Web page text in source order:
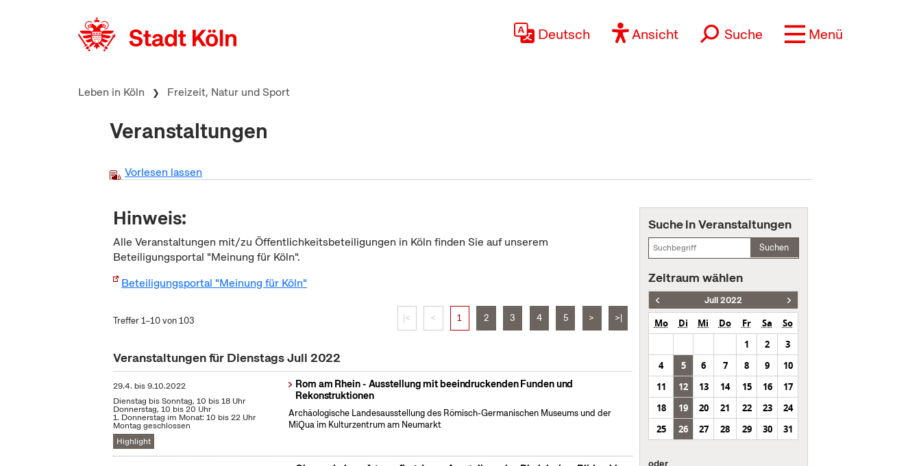
Deutsch Ansicht Suche Menü
Leben in Köln Freizeit, Natur und Sport
Veranstaltungen
Vorlesen lassen
Hinweis:
Alle Veranstaltungen mit/zu Öffentlichkeitsbeteiligungen in Köln finden Sie auf unserem
Beteiligungsportal "Meinung für Köln".
Beteiligungsportal "Meinung für Köln"
Treffer 1–10 von 103 |< < 1 2 3 4 5 > >|
Veranstaltungen für Dienstags Juli 2022
29.4. bis9.10.2022
Dienstag bis Sonntag, 10 bis 18 Uhr
Donnerstag, 10 bis 20 Uhr
1. Donnerstag im Monat: 10 bis 22 Uhr
Montag geschlossen
Highlight
Rom am Rhein - Ausstellung mit beeindruckenden Funden und
Rekonstruktionen
Archäologische Landesausstellung des Römisch-Germanischen Museums und der
MiQua im Kulturzentrum am Neumarkt
Suche in Veranstaltungen
Suchen
Zeitraum wählen
Juli 2022
Mo Di Mi Do Fr Sa
So
1
2
3
4
5 6 7 8 9
10
11
12 13 14 15 16
17
18
19 20 21 22 23
24
25
26 27 28 29 30 31
oder